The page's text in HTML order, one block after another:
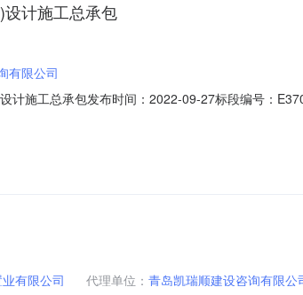
计施工总承包
有限公司
计施工总承包发布时间：2022-09-27标段编号：
不分标段建设规模：7976.76平方米建设单位：胶
招标代理单位：青岛海源建设咨询有限
有限公司 代理单位： 青岛凯瑞顺建设咨询有限公